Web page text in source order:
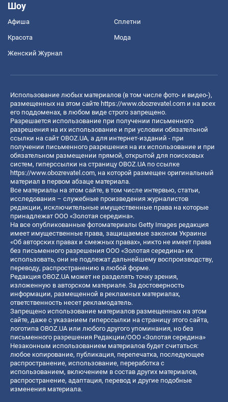
Шоу
Афиша Сплетни
Красота Мода
Женский Журнал
Использование любых материалов (в том числе фото- и видео-),
размещенных на этом сайте https://www.obozrevatel.com и на всех
его поддоменах, в любом виде строго запрещено.
Разрешается использование при получении письменного
разрешения на их использование и при условии обязательной
ссылки на сайт OBOZ.UA, а для интернет-изданий - при
получении письменного разрешения на их использование и при
обязательном размещении прямой, открытой для поисковых
систем, гиперссылки на страницу OBOZ.UA по ссылке
https://www.obozrevatel.com, на которой размещен оригинальный
материал в первом абзаце материала.
Все материалы на этом сайте, в том числе интервью, статьи,
исследования – служебные произведения журналистов
редакции, исключительные имущественные права на которые
принадлежат ООО «Золотая середина».
На все опубликованные фотоматериалы Getty Images редакция
имеет имущественные права, защищаемые законом Украины
«Об авторских правах и смежных правах», никто не имеет права
без письменного разрешения ООО «Золотая середина» их
использовать, они не подлежат дальнейшему воспроизводству,
переводу, распространению в любой форме.
Редакция OBOZ.UA может не разделять точку зрения,
изложенную в авторском материале. За достоверность
информации, размещенной в рекламных материалах,
ответственность несет рекламодатель.
Запрещено использование материалов размещенных на этом
сайте, даже с указанием гиперссылки на страницу этого сайта,
логотипа OBOZ.UA или любого другого упоминания, но без
письменного разрешения Редакции/ООО «Золотая середина»
Незаконным использованием материалов будет считаться:
любое копирование, публикация, перепечатка, последующее
распространение, использование, переработка с
использованием, включением в состав других материалов,
распространение, адаптация, перевод и другие подобные
изменения материала.